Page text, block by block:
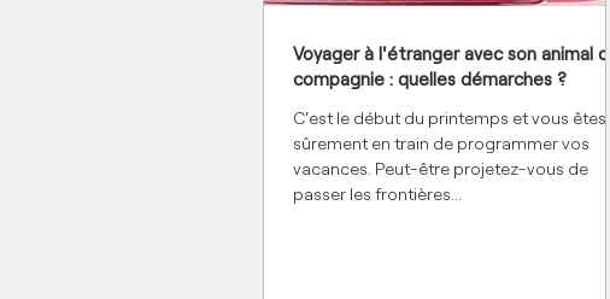
Voyager à l'étranger avec son animal de
compagnie : quelles démarches ?
C'est le début du printemps et vous êtes
sûrement en train de programmer vos
vacances. Peut-être projetez-vous de
passer les frontières...